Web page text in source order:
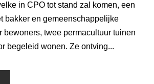
in CPO tot stand zal komen, een
bakker en gemeenschappelijke
bewoners, twee permacultuur tuinen
begeleid wonen. Ze ontving...